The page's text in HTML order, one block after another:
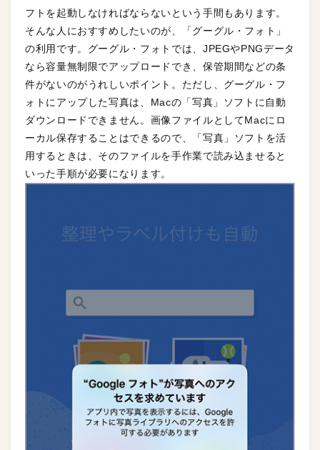
フトを起動しなければならないという手間もあります。
そんな人におすすめしたいのが、「グーグル・フォト」
の利用です。グーグル・フォトでは、JPEGやPNGデータ
なら容量無制限でアップロードでき、保管期間などの条
件がないのがうれしいポイント。ただし、グーグル・フ
ォトにアップした写真は、Macの「写真」ソフトに自動
ダウンロードできません。画像ファイルとしてMacにロ
ーカル保存することはできるので、「写真」ソフトを活
用するときは、そのファイルを手作業で読み込ませると
いった手順が必要になります。